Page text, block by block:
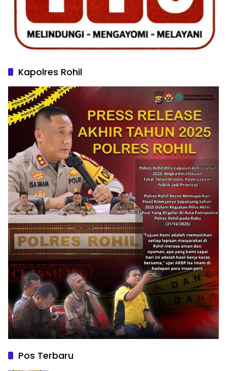
Kapolres Rohil
Pos Terbaru